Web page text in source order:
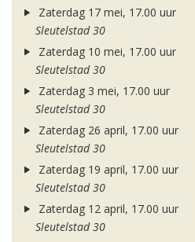
Zaterdag 17 mei, 17.00 uur
Sleutelstad 30
Zaterdag 10 mei, 17.00 uur
Sleutelstad 30
Zaterdag 3 mei, 17.00 uur
Sleutelstad 30
Zaterdag 26 april, 17.00 uur
Sleutelstad 30
Zaterdag 19 april, 17.00 uur
Sleutelstad 30
Zaterdag 12 april, 17.00 uur
Sleutelstad 30